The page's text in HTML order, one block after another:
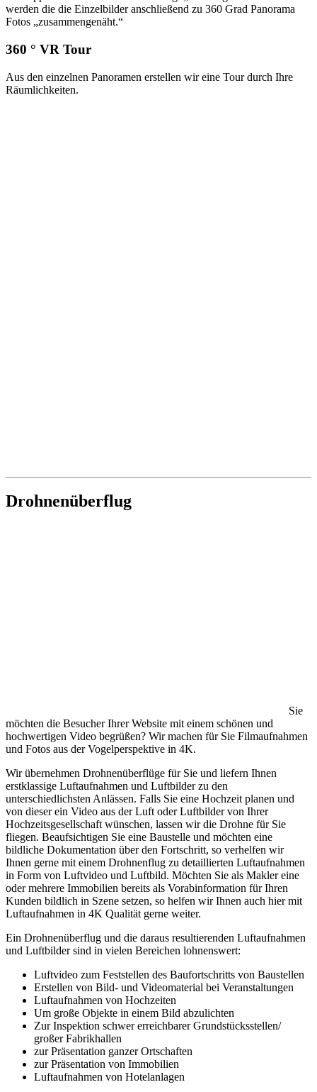
werden die die Einzelbilder anschließend zu 360 Grad Panorama
Fotos „zusammengenäht.“
360 ° VR Tour
Aus den einzelnen Panoramen erstellen wir eine Tour durch Ihre
Räumlichkeiten.
Drohnenüberflug
Sie
möchten die Besucher Ihrer Website mit einem schönen und
hochwertigen Video begrüßen? Wir machen für Sie Filmaufnahmen
und Fotos aus der Vogelperspektive in 4K.
Wir übernehmen Drohnenüberflüge für Sie und liefern Ihnen
erstklassige Luftaufnahmen und Luftbilder zu den
unterschiedlichsten Anlässen. Falls Sie eine Hochzeit planen und
von dieser ein Video aus der Luft oder Luftbilder von Ihrer
Hochzeitsgesellschaft wünschen, lassen wir die Drohne für Sie
fliegen. Beaufsichtigen Sie eine Baustelle und möchten eine
bildliche Dokumentation über den Fortschritt, so verhelfen wir
Ihnen gerne mit einem Drohnenflug zu detaillierten Luftaufnahmen
in Form von Luftvideo und Luftbild. Möchten Sie als Makler eine
oder mehrere Immobilien bereits als Vorabinformation für Ihren
Kunden bildlich in Szene setzen, so helfen wir Ihnen auch hier mit
Luftaufnahmen in 4K Qualität gerne weiter.
Ein Drohnenüberflug und die daraus resultierenden Luftaufnahmen
und Luftbilder sind in vielen Bereichen lohnenswert:
Luftvideo zum Feststellen des Baufortschritts von Baustellen
Erstellen von Bild- und Videomaterial bei Veranstaltungen
Luftaufnahmen von Hochzeiten
Um große Objekte in einem Bild abzulichten
Zur Inspektion schwer erreichbarer Grundstücksstellen/
großer Fabrikhallen
zur Präsentation ganzer Ortschaften
zur Präsentation von Immobilien
Luftaufnahmen von Hotelanlagen